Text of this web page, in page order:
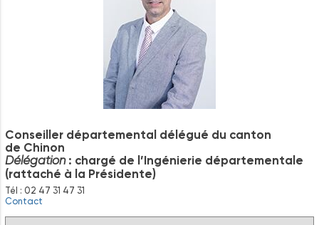
Conseiller départemental délégué du canton
de Chinon
Délégation: chargé de l’Ingénierie départementale
(rattaché à la Présidente)
Tél : 02 47 31 47 31
Contact